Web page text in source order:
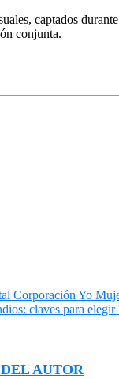
captados
conjunta.
Corporación Yo
claves para
AUTOR